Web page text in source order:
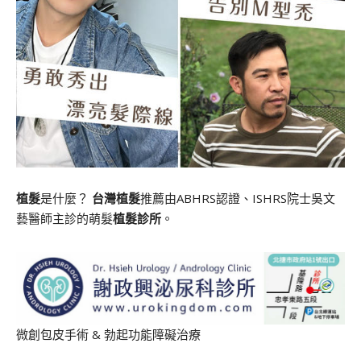
植髮是什麼？ 台灣植髮推薦由ABHRS認證、ISHRS院士吳文
藝醫師主診的萌髮植髮診所 。
微創包皮手術 & 勃起功能障礙治療